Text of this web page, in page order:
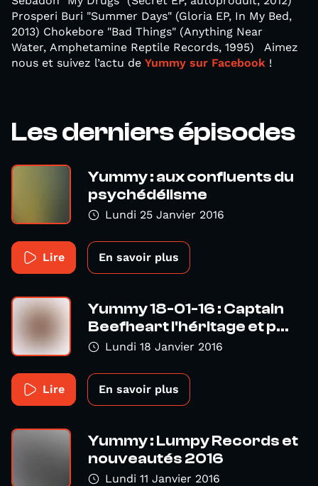
Prosperi Buri "Summer Days" (Gloria EP, In My Bed,
2013) Chokebore "Bad Things" (Anything Near
Water, Amphetamine Reptile Records, 1995) Aimez
nous et suivez l’actu de Yummy sur Facebook !
Les derniers épisodes
Yummy : aux confluents du
psychédélisme
Lundi 25 Janvier 2016
Lire En savoir plus
Yummy 18-01-16 : Captain
Beefheart l'héritage et p...
Lundi 18 Janvier 2016
Lire En savoir plus
Yummy : Lumpy Records et
nouveautés 2016
Lundi 11 Janvier 2016